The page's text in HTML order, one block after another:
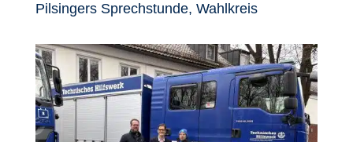
Pilsingers Sprechstunde, Wahlkreis